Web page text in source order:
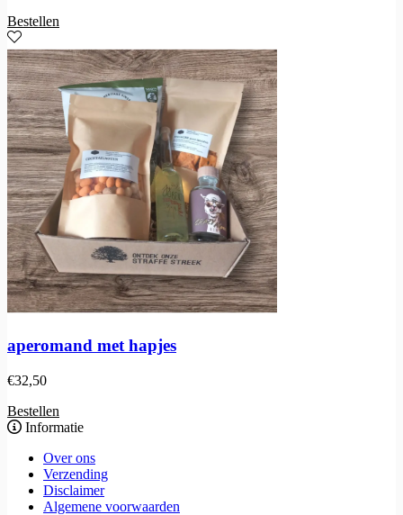
Bestellen
aperomand met hapjes
€32,50
Bestellen
Informatie
Over ons
Verzending
Disclaimer
Algemene voorwaarden